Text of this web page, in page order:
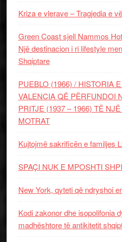
Kriza e vlerave – Tragjedia e
Green Coast sjell Nammos
Një destinacion i ri lifestyle
Shqiptare
PUEBLO (1966) / HISTORIA
VALENCIA QË PËRFUNDOI
PRITJE (1937 – 1966) TË
MOTRAT
Kujtojmë sakrificën e familjes
SPAÇI NUK E MPOSHTI
New York, qyteti që ndryshoi
Kodi zakonor dhe isopolifonia
madhështore të antikitetit